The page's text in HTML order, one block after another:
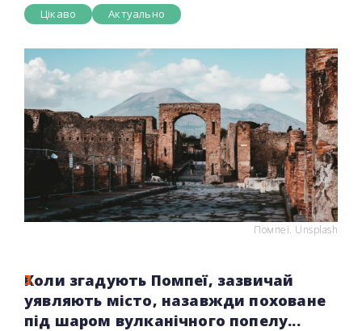
Цікаво Актуально
Помпеї. Unsplash
Коли згадують Помпеї, зазвичай
уявляють місто, назавжди поховане
під шаром вулканічного попелу...